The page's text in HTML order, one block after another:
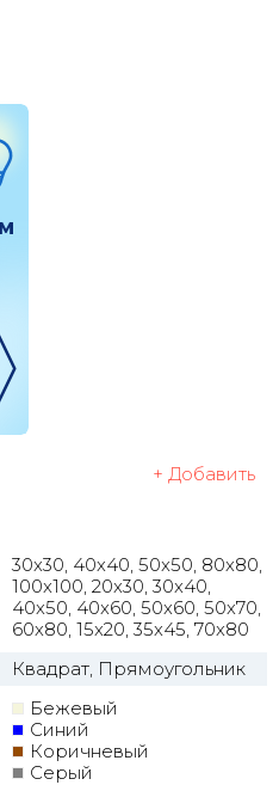
+ Добавить
30x30, 40x40, 50x50, 80x80,
100x100, 20x30, 30x40,
40x50, 40x60, 50x60, 50x70,
60x80, 15x20, 35x45, 70x80
Квадрат, Прямоугольник
Бежевый
Синий
Коричневый
Серый